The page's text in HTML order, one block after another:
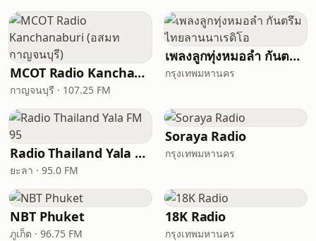
MCOT Radio Kanchanaburi (อสมท กาญจนบุรี)
กาญจนบุรี · 107.25 FM
เพลงลูกทุ่งหมอลำ กันตรึม ไทยลานนาเรดิโอ
กรุงเทพมหานคร
Radio Thailand Yala FM 95
ยะลา · 95.0 FM
Soraya Radio
กรุงเทพมหานคร
NBT Phuket
ภูเก็ต · 96.75 FM
18K Radio
กรุงเทพมหานคร